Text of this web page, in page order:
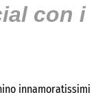
con i
innamoratissimi